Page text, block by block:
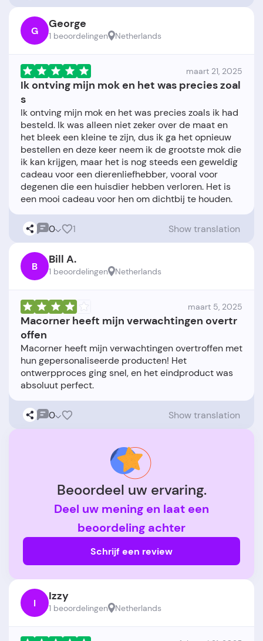
G George
1 beoordelingen Netherlands
maart 21, 2025
Ik ontving mijn mok en het was precies zoal
s
Ik ontving mijn mok en het was precies zoals ik had
besteld. Ik was alleen niet zeker over de maat en
het bleek een kleine te zijn, dus ik ga het opnieuw
bestellen en deze keer neem ik de grootste mok die
ik kan krijgen, maar het is nog steeds een geweldig
cadeau voor een dierenliefhebber, vooral voor
degenen die een huisdier hebben verloren. Het is
0 1 Show translation
B Bill A.
1 beoordelingen Netherlands
maart 5, 2025
Macorner heeft mijn verwachtingen overtr
offen
Macorner heeft mijn verwachtingen overtroffen met
hun gepersonaliseerde producten! Het
ontwerpproces ging snel, en het eindproduct was
0 Show translation
Beoordeel uw ervaring.
Deel uw mening en laat een
beoordeling achter
Schrijf een review
I Izzy
1 beoordelingen Netherlands